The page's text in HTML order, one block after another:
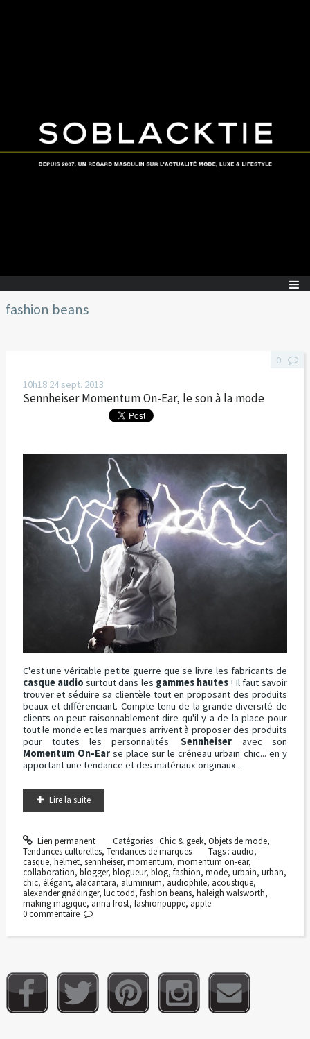
fashion beans
10h18 24 sept. 2013
Sennheiser Momentum On-Ear, le son à la mode
C'est une véritable petite guerre que se livre les fabricants de
casque audio surtout dans les gammes hautes ! Il faut savoir
trouver et séduire sa clientèle tout en proposant des produits
beaux et différenciant. Compte tenu de la grande diversité de
clients on peut raisonnablement dire qu'il y a de la place pour
tout le monde et les marques arrivent à proposer des produits
pour toutes les personnalités.Sennheiser avec son
Momentum On-Earse place sur le créneau urbain chic... en y
apportant une tendance et des matériaux originaux...
Lire la suite
Lien permanent Catégories : Chic & geek, Objets de mode,
Tendances culturelles, Tendances de marques Tags : audio,
casque, helmet, sennheiser, momentum, momentum on-ear,
collaboration, blogger, blogueur, blog, fashion, mode, urbain, urban,
chic, élégant, alacantara, aluminium, audiophile, acoustique,
alexander gnädinger, luc todd, fashion beans, haleigh walsworth,
making magique, anna frost, fashionpuppe, apple
0
0 commentaire